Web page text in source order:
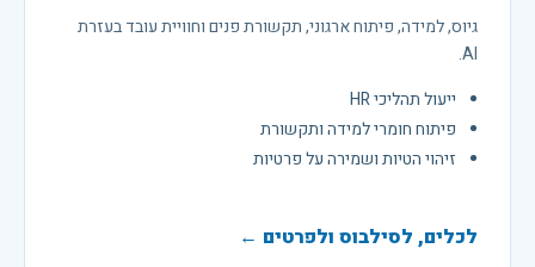
גיוס, למידה, פיתוח ארגוני, תקשורת פנים וחוויית עובד בעזרת
AI.
ייעול תהליכי HR
פיתוח חומרי למידה ותקשורת
זיהוי הטיות ושמירה על פרטיות
לכלים, לסילבוס ולפרטים ←